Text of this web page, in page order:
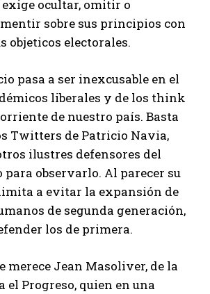
ocultar, omitir o
sobre sus principios con
objeticos electorales.
pasa a ser inexcusable en el
liberales y de los think
de nuestro país. Basta
Twitters de Patricio Navia,
ilustres defensores del
observarlo. Al parecer su
a evitar la expansión de
de segunda generación,
los de primera.
merece Jean Masoliver, de la
el Progreso, quien en una